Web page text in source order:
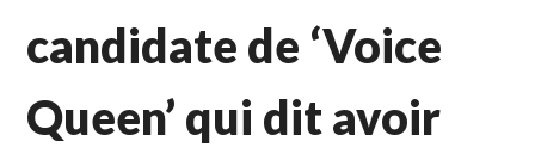
candidate de ‘Voice
Queen’ qui dit avoir